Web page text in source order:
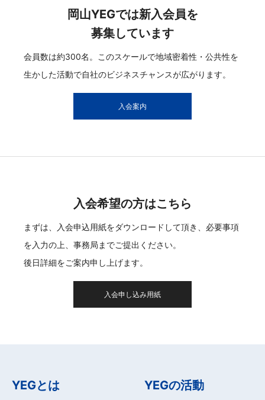
岡山YEGでは新入会員を
募集しています
会員数は約300名。このスケールで地域密着性・公共性を
生かした活動で自社のビジネスチャンスが広がります。
入会案内
入会希望の方はこちら
まずは、入会申込用紙をダウンロードして頂き、必要事項
を入力の上、事務局までご提出ください。
後日詳細をご案内申し上げます。
入会申し込み用紙
YEGとは YEGの活動